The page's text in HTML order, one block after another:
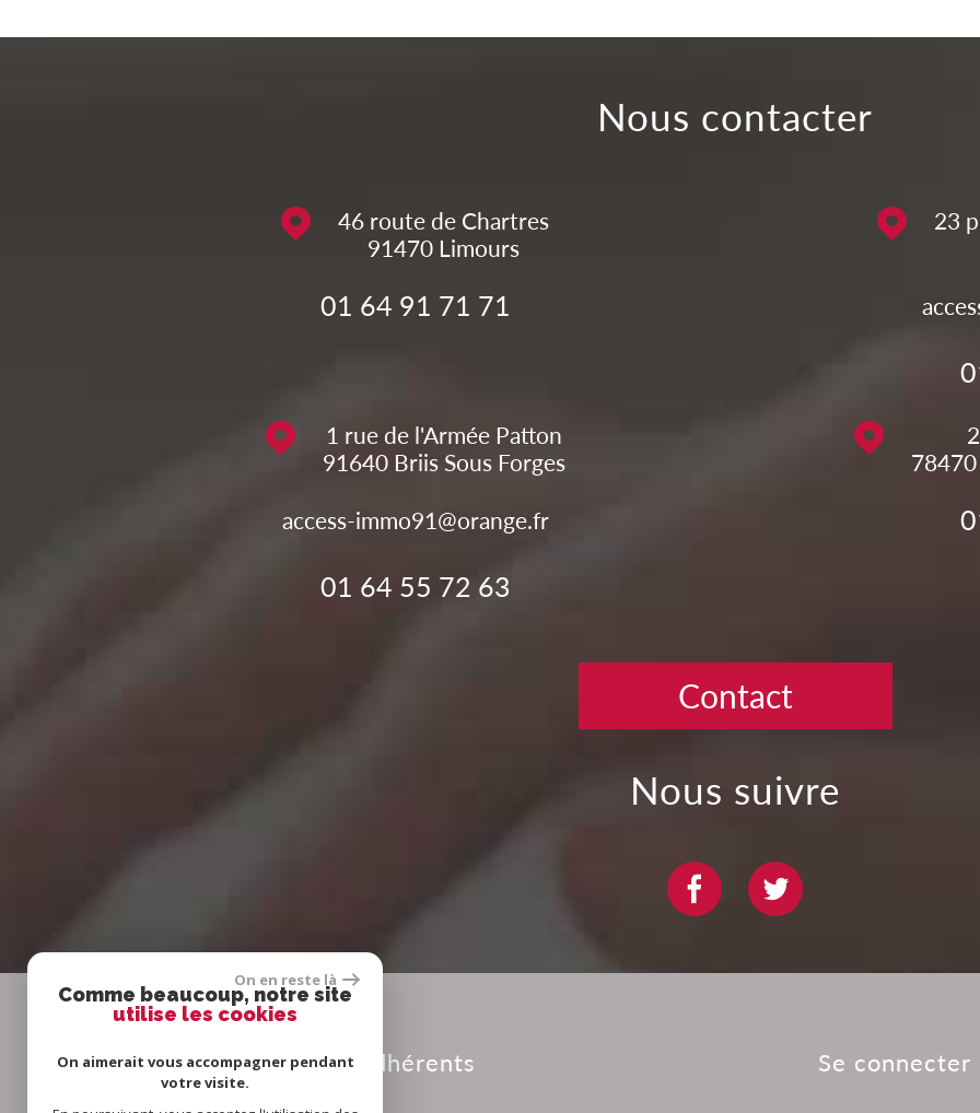
Nous contacter
46 route de Chartres
91470 Limours
01 64 91 71 71
23
1 rue de l'Armée Patton
91640 Briis Sous Forges
access-immo91@orange.fr
01 64 55 72 63
78470
Contact
Nous suivre
Adhérents Se connecter
On en reste là
Comme beaucoup, notre site
utilise les cookies
On aimerait vous accompagner pendant
votre visite.